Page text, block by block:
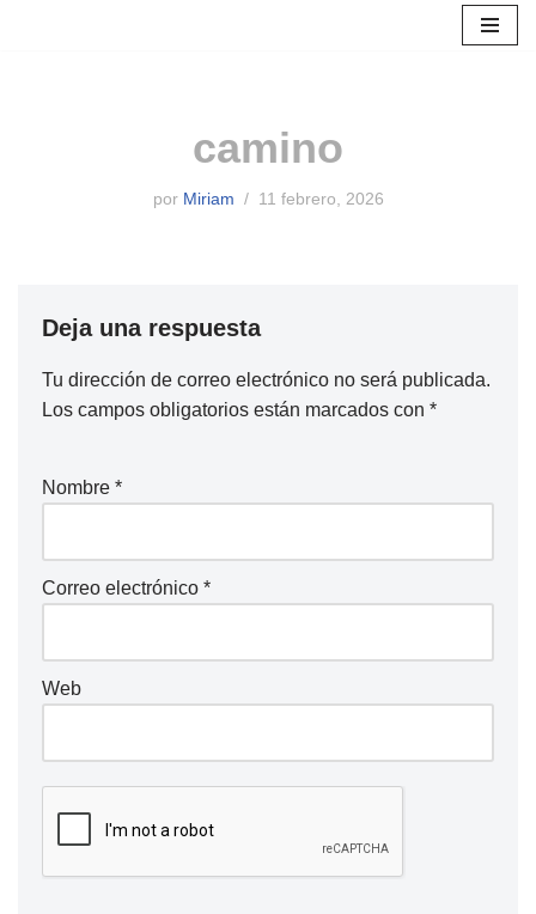
camino
por Miriam 11 febrero, 2026
Deja una respuesta
Tu dirección de correo electrónico no será publicada.
Los campos obligatorios están marcados con *
Nombre *
Correo electrónico *
Web